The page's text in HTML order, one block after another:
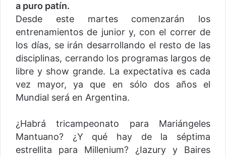
a puro patín.
Desde este martes comenzarán los
entrenamientos de junior y, con el correr de
los días, se irán desarrollando el resto de las
disciplinas, cerrando los programas largos de
libre y show grande. La expectativa es cada
vez mayor, ya que en sólo dos años el
Mundial será en Argentina.
¿Habrá tricampeonato para Mariángeles
Mantuano? ¿Y qué hay de la séptima
estrellita para Millenium? ¿Iazury y Baires